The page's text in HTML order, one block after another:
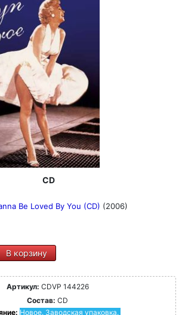
CD
Be Loved By You (CD) (2006)
В корзину
Артикул: CDVP 144226
Состав: CD
Новое. Заводская упаковка.